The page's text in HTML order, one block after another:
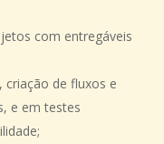
com entregáveis
, criação de fluxos e
e emtestes
;